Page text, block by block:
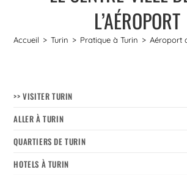
L’AÉROPORT
Accueil > Turin > Pratique à Turin > Aéroport
>> VISITER TURIN
ALLER À TURIN
QUARTIERS DE TURIN
HOTELS À TURIN